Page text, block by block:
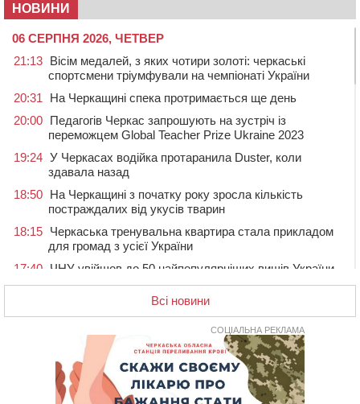
НОВИНИ
06 СЕРПНЯ 2026, ЧЕТВЕР
21:13 Вісім медалей, з яких чотири золоті: черкаські
спортсмени тріумфували на чемпіонаті України
20:31
На Черкащині спека протримається ще день
20:00 Педагогів Черкас запрошують на зустріч із
переможцем Global Teacher Prize Ukraine 2023
19:24 У Черкасах водійка протаранила Duster, коли
здавала назад
18:50 На Черкащині з початку року зросла кількість
постраждалих від укусів тварин
18:15 Черкаська тренувальна квартира стала прикладом
для громад з усієї України
17:40 ЧНУ увійшов до 50 найпопулярніших вишів України
серед вступників
На Хімселищі у Черкасах облаштували новий
контейнерний майданчик
Без розтину грудної клітки: у Черкасах 75-річній
пацієнтці замінили аортальний клапан
У Черкаському онкоцентрі встановили сонячну
електростанцію за понад пів мільйона гривень
Всі новини
СОЦІАЛЬНА РЕКЛАМА